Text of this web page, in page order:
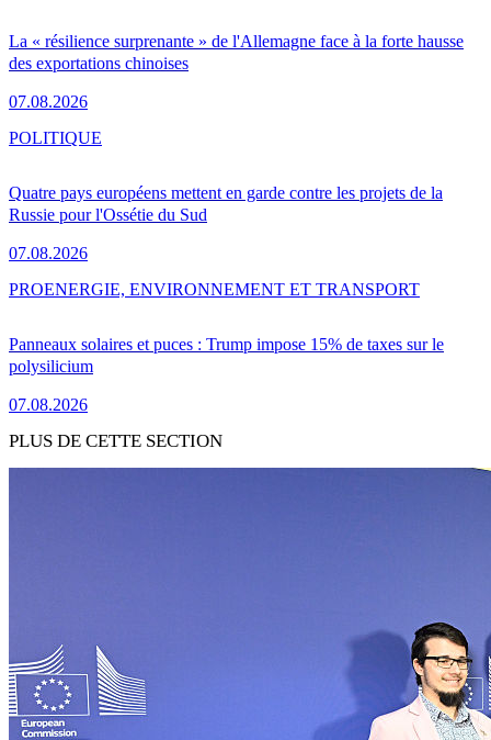
La « résilience surprenante » de l'Allemagne face à la forte hausse
des exportations chinoises
07.08.2026
Quatre pays européens mettent en garde contre les projets de la
Russie pour l'Ossétie du Sud
07.08.2026
POLITIQUE
Panneaux solaires et puces : Trump impose 15% de taxes sur le
polysilicium
07.08.2026
PROENERGIE, ENVIRONNEMENT ET TRANSPORT
PLUS DE CETTE SECTION